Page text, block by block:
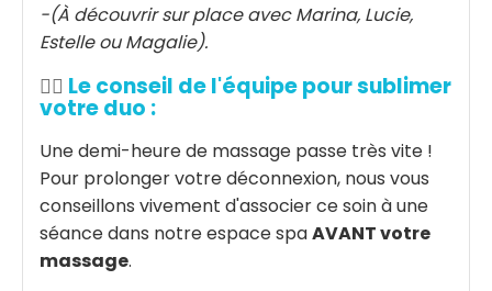
-(À découvrir sur place avec Marina, Lucie,
Estelle ou Magalie).
🧖‍♀️ Le conseil de l'équipe pour sublimer
votre duo :
Une demi-heure de massage passe très vite !
Pour prolonger votre déconnexion, nous vous
conseillons vivement d'associer ce soin à une
séance dans notre espace spaAVANT votre
massage.